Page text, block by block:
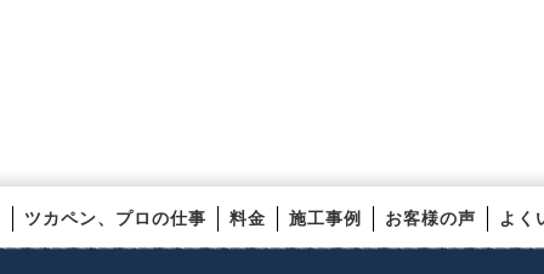
ツカペン、プロの仕事 料金 施工事例 お客様の声 よく